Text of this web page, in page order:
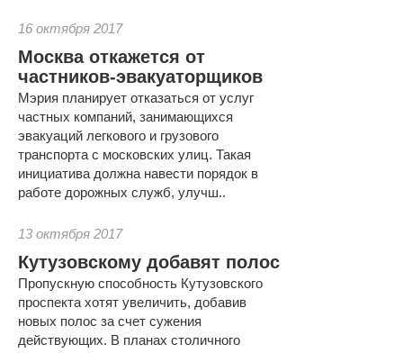
16 октября 2017
Москва откажется от
частников-эвакуаторщиков
Мэрия планирует отказаться от услуг
частных компаний, занимающихся
эвакуаций легкового и грузового
транспорта с московских улиц. Такая
инициатива должна навести порядок в
работе дорожных служб, улучш..
13 октября 2017
Кутузовскому добавят полос
Пропускную способность Кутузовского
проспекта хотят увеличить, добавив
новых полос за счет сужения
действующих. В планах столичного